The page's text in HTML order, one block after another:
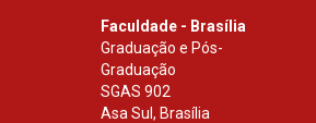
Faculdade - Brasília
Graduação e Pós-
Graduação
SGAS 902
Asa Sul, Brasília